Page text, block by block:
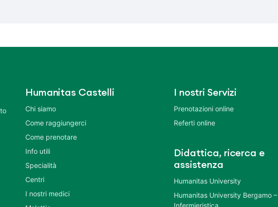
Humanitas Castelli
Chi siamo
Come raggiungerci
Come prenotare
Info utili
Specialità
Centri
I nostri medici
I nostri Servizi
Prenotazioni online
Referti online
Didattica, ricerca e
assistenza
Humanitas University
Humanitas University Bergamo
Infermieristica